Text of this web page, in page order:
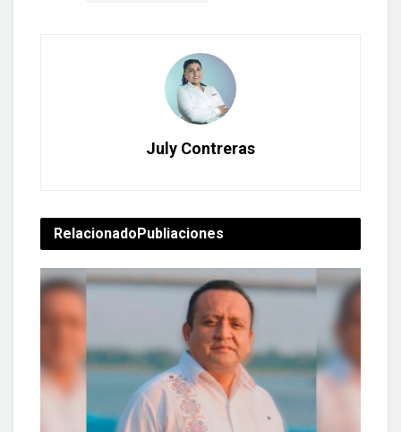
July Contreras
RelacionadoPubliaciones